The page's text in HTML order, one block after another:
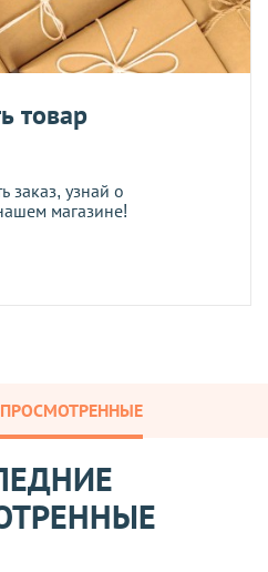
товар
заказ, узнай о
магазине!